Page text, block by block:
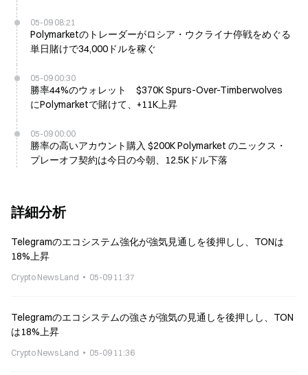
05-09 08:21
Polymarketのトレーダーがロシア・ウクライナ停戦をめぐる
単日賭けで34,000ドルを稼ぐ
05-09 00:30
勝率44%のウォレット $370K Spurs-Over-Timberwolves
にPolymarketで賭けて、+11K上昇
05-09 00:00
勝率の高いアカウント購入 $200K Polymarket のニックス・
プレーオフ契約は今日の今朝、12.5Kドル下落
詳細分析
Telegramのエコシステム強化が強気見通しを後押しし、TONは
18%上昇
Crypto News Land 05-09 11:37
Telegramのエコシステムの強さが強気の見通しを後押しし、TON
は18%上昇
Crypto News Land 05-09 11:36